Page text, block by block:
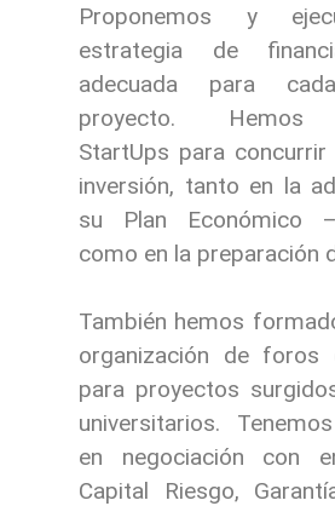
Proponemos y
estrategia de
adecuada para
proyecto. Hemos
StartUps para
inversión, tanto en la
su Plan Económico
como en la preparación
También hemos
organización de foros
para proyectos
universitarios.
en negociación con
Capital Riesgo,